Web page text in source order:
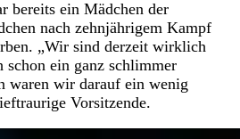
bereits ein Mädchen der
nach zehnjährigem Kampf
„Wir sind derzeit wirklich
schon ein ganz schlimmer
waren wir darauf ein wenig
Vorsitzende.